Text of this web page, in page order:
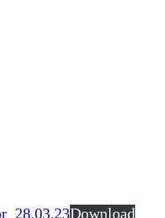
Download